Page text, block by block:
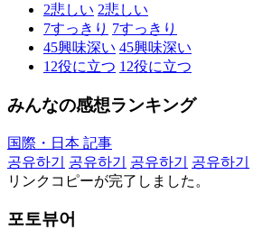
2悲しい 2悲しい
7すっきり 7すっきり
45興味深い 45興味深い
12役に立つ 12役に立つ
みんなの感想ランキング
国際・日本 記事
공유하기
공유하기 공유하기 공유하기
リンクコピーが完了しました。
포토뷰어